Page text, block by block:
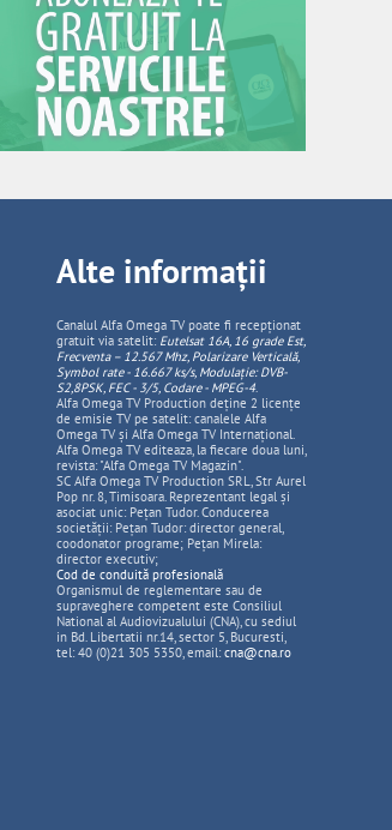
Alte informații
Canalul Alfa Omega TV poate fi recepționat
gratuit via satelit: Eutelsat 16A, 16 grade Est,
Frecventa – 12.567 Mhz, PolarizareVerticală,
Symbol rate - 16.667 ks/s, Modulație: DVB-
S2,8PSK, FEC - 3/5, Codare - MPEG-4.
Alfa Omega TV Production deține 2 licențe
de emisie TV pe satelit: canalele Alfa
Omega TV și Alfa Omega TV Internațional.
Alfa Omega TV editeaza, la fiecare doua luni,
revista: "Alfa Omega TV Magazin".
SC Alfa Omega TV Production SRL, Str Aurel
Pop nr. 8, Timisoara. Reprezentant legal și
asociat unic: Pețan Tudor. Conducerea
societății: Pețan Tudor: director general,
coodonator programe; Pețan Mirela:
director executiv;
Cod de conduită profesională
Organismul de reglementare sau de
supraveghere competent este Consiliul
National al Audiovizualului (CNA), cu sediul
in Bd. Libertatii nr.14, sector 5, Bucuresti,
tel: 40 (0)21 305 5350, email: cna@cna.ro